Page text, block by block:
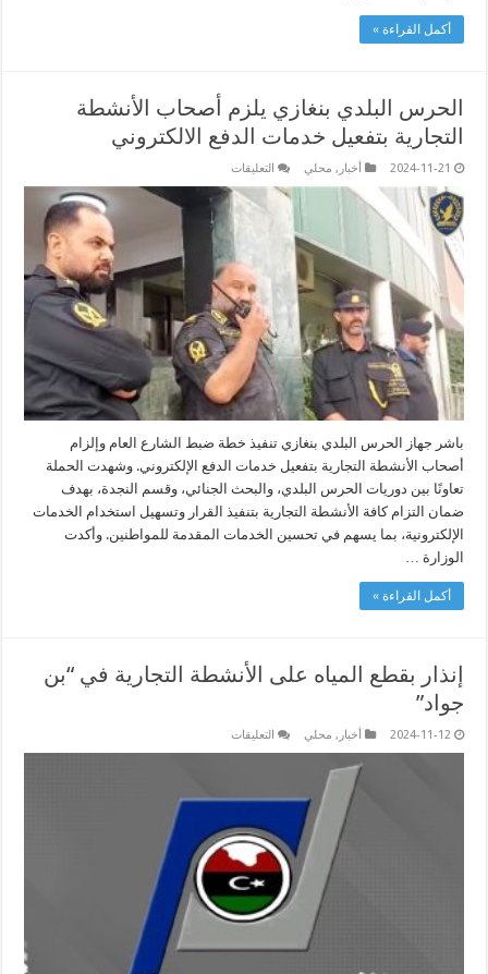
أكمل القراءة »
الحرس البلدي بنغازي يلزم أصحاب الأنشطة
التجارية بتفعيل خدمات الدفع الالكتروني
2024-11-21 أخبار , محلي التعليقات
البلدي
بنغازي
يلزم
أصحاب
الأنشطة
التجارية
بتفعيل
خدمات
الدفع
الالكتروني
مغلقة
باشر جهاز الحرس البلدي بنغازي تنفيذ خطة ضبط الشارع العام وإلزام
أصحاب الأنشطة التجارية بتفعيل خدمات الدفع الإلكتروني. وشهدت الحملة
تعاونًا بين دوريات الحرس البلدي، والبحث الجنائي، وقسم النجدة، بهدف
ضمان التزام كافة الأنشطة التجارية بتنفيذ القرار وتسهيل استخدام الخدمات
الإلكترونية، بما يسهم في تحسين الخدمات المقدمة للمواطنين. وأكدت
الوزارة …
أكمل القراءة »
إنذار بقطع المياه على الأنشطة التجارية في “بن
جواد”
2024-11-12 أخبار , محلي التعليقات
الأنشطة
في
“بن
جواد”
مغلقة